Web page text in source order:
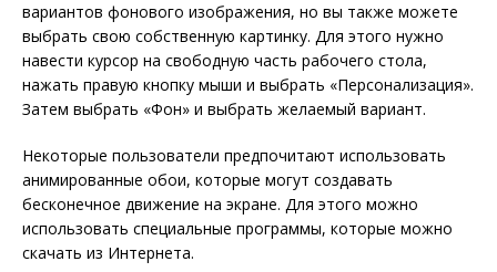
вариантов фонового изображения, но вы также можете
выбрать свою собственную картинку. Для этого нужно
навести курсор на свободную часть рабочего стола,
нажать правую кнопку мыши и выбрать «Персонализация».
Затем выбрать «Фон» и выбрать желаемый вариант.
Некоторые пользователи предпочитают использовать
анимированные обои, которые могут создавать
бесконечное движение на экране. Для этого можно
использовать специальные программы, которые можно
скачать из Интернета.